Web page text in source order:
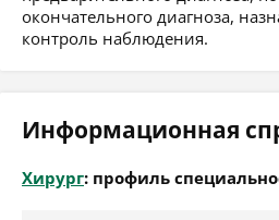
окончательного диагноза,
контроль наблюдения.
Информационная
Хирург: профиль